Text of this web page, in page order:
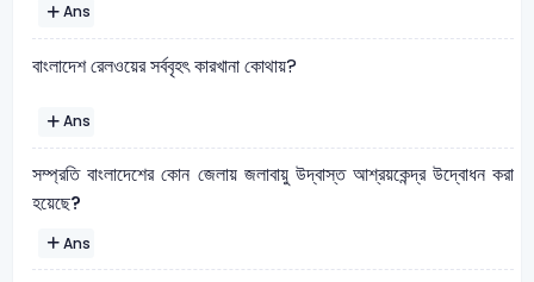
Ans
বাংলাদেশ রেলওয়ের সর্ববৃহৎ কারখানা কোথায়?
Ans
সম্প্রতি বাংলাদেশের কোন জেলায় জলাবায়ু উদ্বাস্ত আশ্রয়কেন্দ্র উদ্বোধন করা
হয়েছে?
Ans